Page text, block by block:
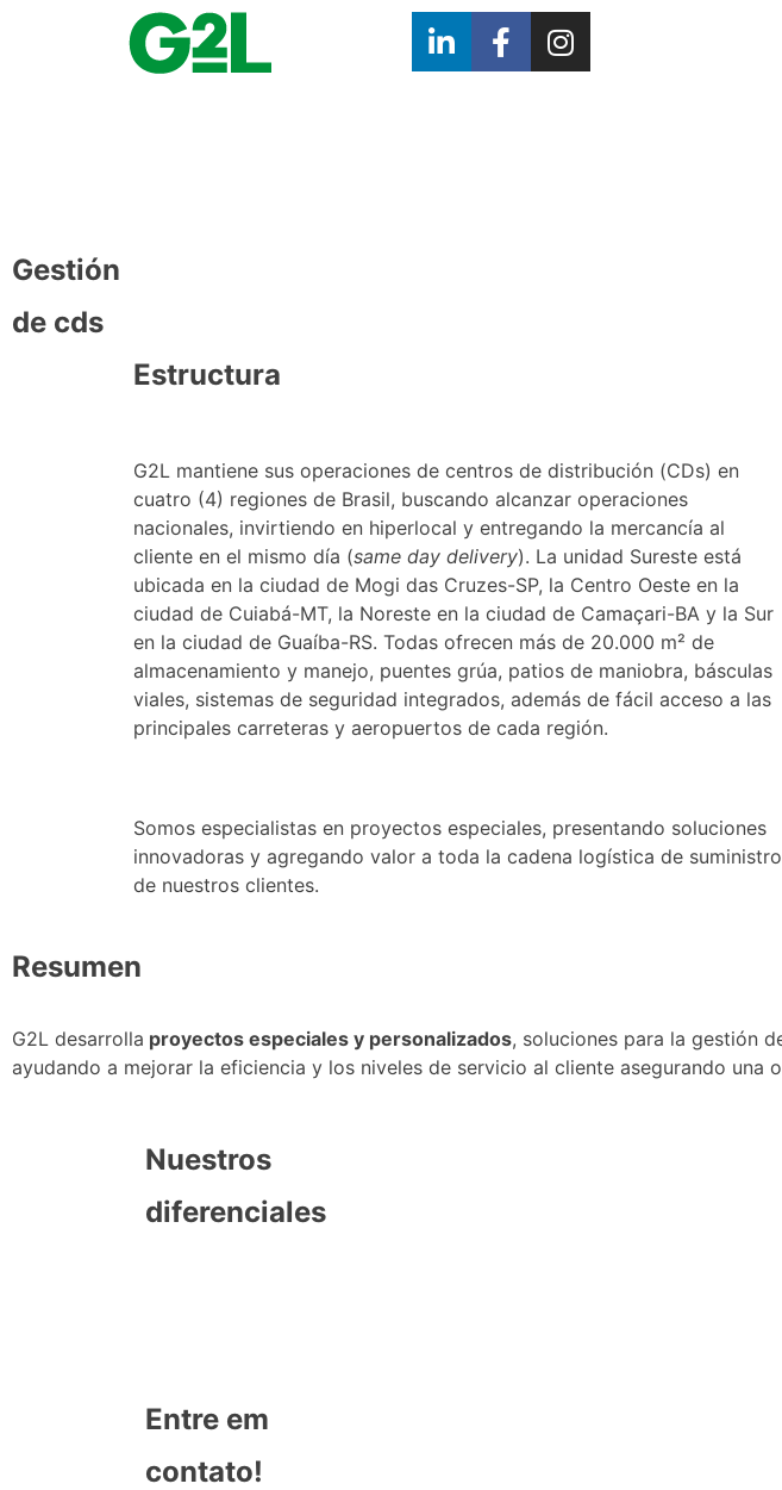
Gestión
de cds
Estructura
G2L mantiene sus operaciones de centros de distribución (CDs) en
cuatro (4) regiones de Brasil, buscando alcanzar operaciones
nacionales, invirtiendo en hiperlocal y entregando la mercancía al
cliente en el mismo día (same day delivery). La unidad Sureste está
ubicada en la ciudad de Mogi das Cruzes-SP, la Centro Oeste en la
ciudad de Cuiabá-MT, la Noreste en la ciudad de Camaçari-BA y la Sur
en la ciudad de Guaíba-RS. Todas ofrecen más de 20.000 m² de
almacenamiento y manejo, puentes grúa, patios de maniobra, básculas
viales, sistemas de seguridad integrados, además de fácil acceso a las
principales carreteras y aeropuertos de cada región.
Somos especialistas en proyectos especiales, presentando soluciones
innovadoras y agregando valor a toda la cadena logística de suministro
de nuestros clientes.
Resumen
G2L desarrolla proyectos especiales y personalizados, soluciones para la gestión
ayudando a mejorar la eficiencia y los niveles de servicio al cliente asegurando una
Nuestros
diferenciales
Entre em
contato!